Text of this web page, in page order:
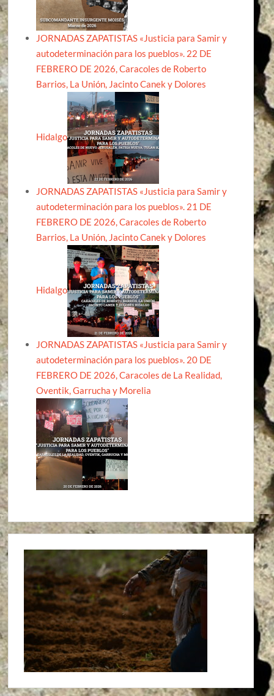
JORNADAS ZAPATISTAS «Justicia para Samir y
autodeterminación para los pueblos». 22 DE
FEBRERO DE 2026, Caracoles de Roberto
Barrios, La Unión, Jacinto Canek y Dolores
Hidalgo
JORNADAS ZAPATISTAS «Justicia para Samir y
autodeterminación para los pueblos». 21 DE
FEBRERO DE 2026, Caracoles de Roberto
Barrios, La Unión, Jacinto Canek y Dolores
Hidalgo
JORNADAS ZAPATISTAS «Justicia para Samir y
autodeterminación para los pueblos». 20 DE
FEBRERO DE 2026, Caracoles de La Realidad,
Oventik, Garrucha y Morelia